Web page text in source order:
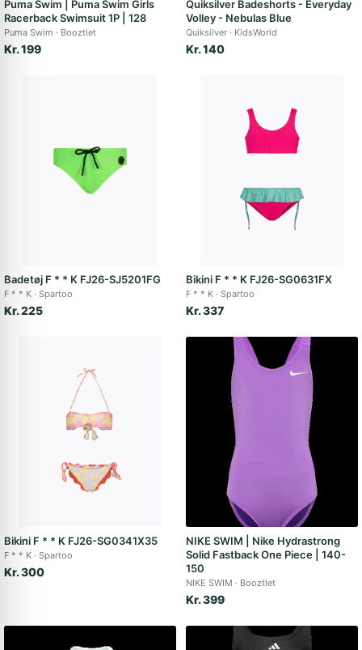
Puma Swim | Puma Swim Girls
Racerback Swimsuit 1P | 128
Puma Swim Booztlet
Kr. 199
Quiksilver Badeshorts - Everyday
Volley - Nebulas Blue
Quiksilver KidsWorld
Kr. 140
Badetøj F * * K FJ26-SJ5201FG
F * * K Spartoo
Kr. 225
Bikini F * * K FJ26-SG0631FX
F * * K Spartoo
Kr. 337
Bikini F * * K FJ26-SG0341X35
F * * K Spartoo
Kr. 300
NIKE SWIM | Nike Hydrastrong
Solid Fastback One Piece | 140-
150
NIKE SWIM Booztlet
Kr. 399